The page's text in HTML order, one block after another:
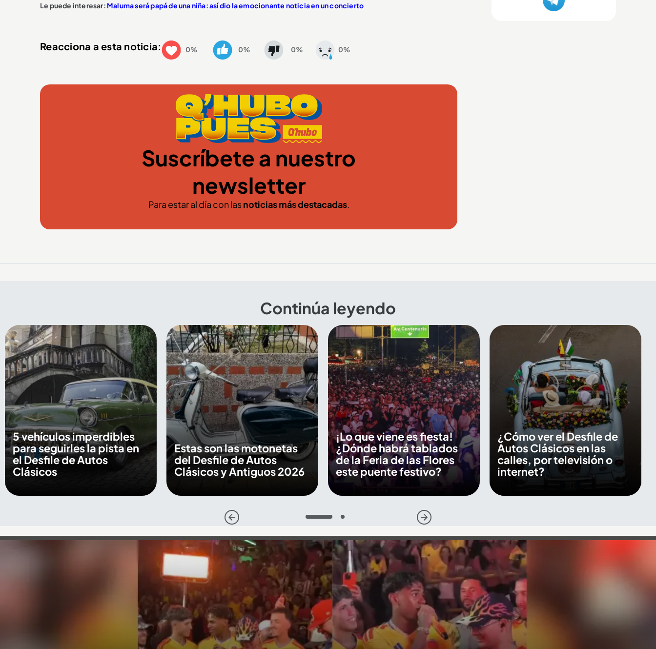
Le puede interesar: Maluma será papá de una niña: así dio la emocionante noticia en un concierto
Reacciona a esta noticia: 0% 0% 0% 0%
Suscríbete a nuestro
newsletter
Para estar al día con lasnoticias más destacadas.
Continúa leyendo
5 vehículos imperdibles
para seguirles la pista en
el Desfile de Autos
Clásicos
Estas son las motonetas
del Desfile de Autos
Clásicos y Antiguos 2026
¡Lo que viene es fiesta!
¿Dónde habrá tablados
de la Feria de las Flores
este puente festivo?
¿Cómo ver el Desfile de
Autos Clásicos en las
calles, por televisión o
internet?
1 2